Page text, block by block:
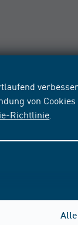
von
Richtlinie